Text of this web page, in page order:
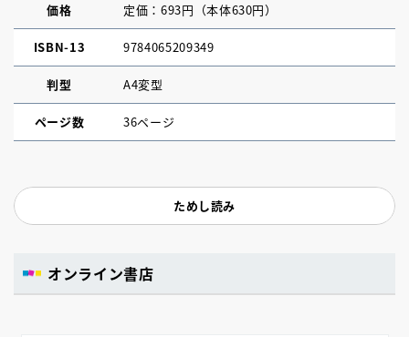
価格 定価：693円（本体630円）
ISBN-13 9784065209349
判型 A4変型
ページ数 36ページ
ためし読み
オンライン書店